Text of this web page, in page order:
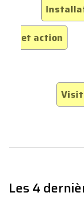
et action
Les 4